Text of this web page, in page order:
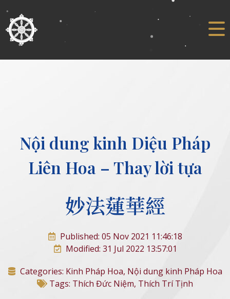
Nội dung kinh Diệu Pháp
Liên Hoa – Thay lời tựa
妙法蓮華經
Published: 05 Nov 2021 11:46:18
Modified: 31 Jul 2022 13:57:01
Categories: Kinh Pháp Hoa, Nội dung kinh Pháp Hoa
Tags: Thích Đức Niệm, Thích Trí Tịnh